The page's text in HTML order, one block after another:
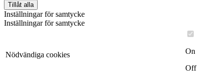
Tillåt alla
Inställningar för samtycke
Inställningar för samtycke
Nödvändiga cookies
On
Off